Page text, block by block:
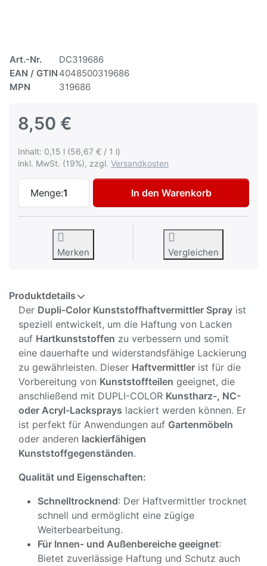
Art.-Nr.
DC319686
EAN / GTIN 4048500319686
MPN
319686
8,50 €
Inhalt: 0,15 l (56,67 € / 1 l)
inkl. MwSt. (19%), zzgl. Versandkosten
Menge:1
DUPLI-COLOR Kunststoffhaftvermittler
In den Warenkorb
Merken Vergleichen
Produktdetails
Der Dupli-Color Kunststoffhaftvermittler Spray ist
speziell entwickelt, um die Haftung von Lacken
auf Hartkunststoffen zu verbessern und somit
eine dauerhafte und widerstandsfähige Lackierung
zu gewährleisten. Dieser Haftvermittler ist für die
Vorbereitung von Kunststoffteilen geeignet, die
anschließend mit DUPLI-COLOR Kunstharz-, NC-
oder Acryl-Lacksprays lackiert werden können. Er
ist perfekt für Anwendungen auf Gartenmöbeln
oder anderen lackierfähigen
Kunststoffgegenständen.
Qualität und Eigenschaften:
Schnelltrocknend: Der Haftvermittler trocknet
schnell und ermöglicht eine zügige
Weiterbearbeitung.
Für Innen- und Außenbereiche geeignet:
Bietet zuverlässige Haftung und Schutz auch